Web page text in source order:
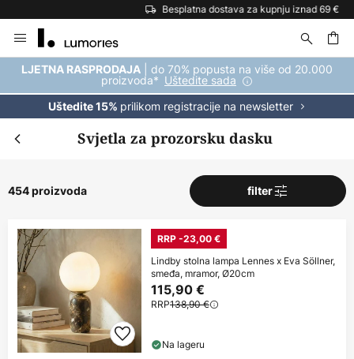
Besplatna dostava za kupnju iznad 69 €
to
Content
LJETNA RASPRODAJA | do 70% popusta na više od 20.000
proizvoda* Uštedite sada
Uštedite 15% prilikom registracije na newsletter
Svjetla za prozorsku dasku
454 proizvoda filter
RRP -23,00 €
Lindby stolna lampa Lennes x Eva Söllner,
smeđa, mramor, Ø20cm
115,90 €
RRP138,90 €
Na lageru